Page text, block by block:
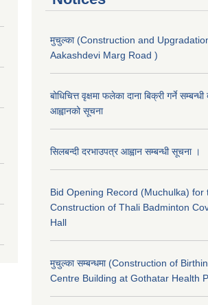
मुचुल्का (Construction and
Aakashdevi Marg Road )
बोधिचित्त वृक्षमा फलेका दाना बिक्री गर्ने
आह्वानको सूचना
सिलबन्दी दरभाउपत्र आह्वान सम्बन्धी सूचना ।
Bid Opening Record (Muchulka) for
Construction of Thali Badminton
Hall
मुचुल्का सम्बन्धमा (Construction of
Centre Building at Gothatar Health